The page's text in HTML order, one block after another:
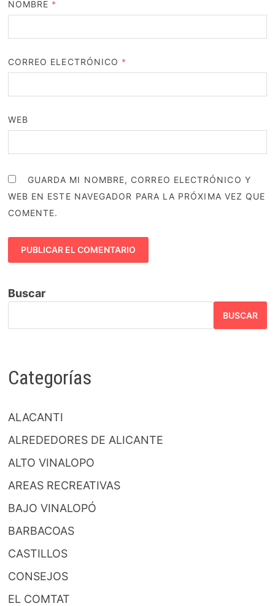
NOMBRE *
CORREO ELECTRÓNICO *
WEB
GUARDA MI NOMBRE, CORREO ELECTRÓNICO Y
WEB EN ESTE NAVEGADOR PARA LA PRÓXIMA VEZ QUE
COMENTE.
Buscar
BUSCAR
Categorías
ALACANTI
ALREDEDORES DE ALICANTE
ALTO VINALOPO
AREAS RECREATIVAS
BAJO VINALOPÓ
BARBACOAS
CASTILLOS
CONSEJOS
EL COMTAT